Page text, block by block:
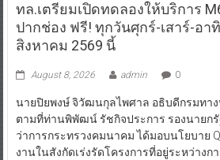
ทล.เตรียมเปิดทดลองให้บริการ
ปากช่อง ฟรี! ทุกวันศุกร์-เสาร์-อา
สิงหาคม 2569 นี้
August 8, 2026 admin 0
นายปิยพงษ์ จิวัฒนกุลไพศาล อธิบดีกรมทาง
ตามที่ท่านพิพัฒน์ รัชกิจประการ รองนายก
ว่าการกระทรวงคมนาคม ได้มอบนโยบาย
งานในสังกัดเร่งรัดโครงการที่อยู่ระหว่างก